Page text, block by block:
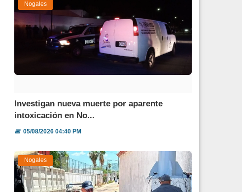
Nogales
Investigan nueva muerte por aparente
intoxicación en No...
📅05/08/2026 04:40 PM
Nogales